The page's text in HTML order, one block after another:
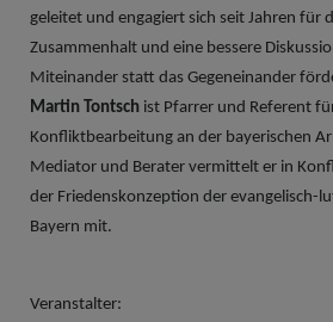
geleitet und engagiert sich seit Jahren für
Zusammenhalt und eine bessere
Miteinander statt das Gegeneinander
Martin Tontsch ist Pfarrer und Referent
Konfliktbearbeitung an der bayerischen
Mediator und Berater vermittelt er in
der Friedenskonzeption der evangelisch-
Bayern mit.
Veranstalter: